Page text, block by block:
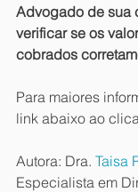
Advogado de sua
verificar se os
cobrados
Para maiores
link abaixo ao
Autora: Dra. Taisa
Especialista em